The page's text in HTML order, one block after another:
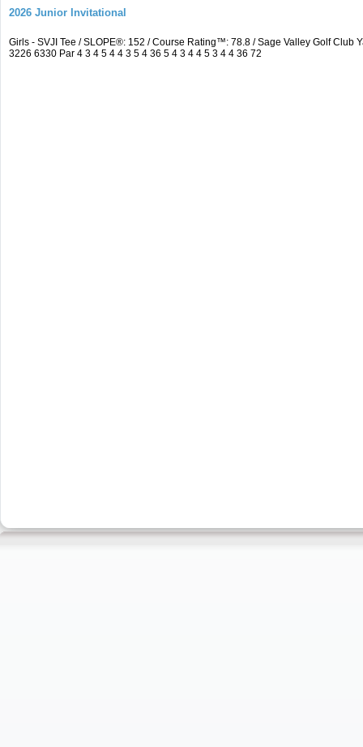
2026 Junior Invitational
Girls - SVJI Tee / SLOPE®: 152 / Course Rating™: 78.8 / Sage Valley Golf
3226 6330 Par 4 3 4 5 4 4 3 5 4 36 5 4 3 4 4 5 3 4 4 36 72